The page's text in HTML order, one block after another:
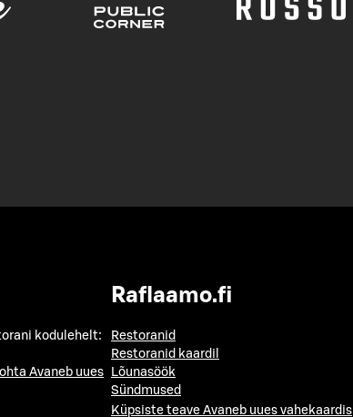
kodulehelt:
Avaneb uues
Raflaamo.fi
Restoranid
Restoranid kaardil
Lõunasöök
Sündmused
Küpsiste teave Avaneb uues vahekaardis